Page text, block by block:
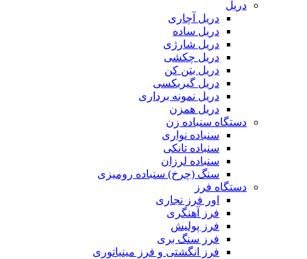
دریل
دریل آچاری
دریل ساده
دریل شارژی
دریل چکشی
دریل بتن کن
دریل گیربکسی
دریل نمونه برداری
دریل همزن
دستگاه سنباده زن
سنباده نواری
سنباده تانکی
سنباده لرزان
سنگ (چرخ) سنباده رومیزی
دستگاه فرز
اور فرز نجاری
فرز آهنگری
فرز پولیش
فرز سنگ بری
فرز انگشتی و فرز مینیاتوری